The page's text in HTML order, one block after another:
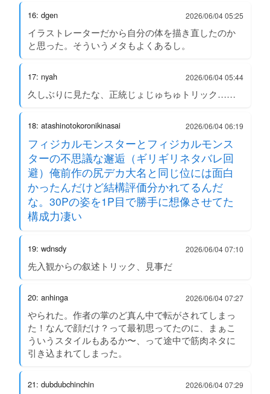
16: dgen 2026/06/04 05:25
イラストレーターだから自分の体を描き直したのか
と思った。そういうメタもよくあるし。
17: nyah 2026/06/04 05:44
久しぶりに見たな、正統じょじゅちゅトリック……
18: atashinotokoronikinasai 2026/06/04 06:19
フィジカルモンスターとフィジカルモンス
ターの不思議な邂逅（ギリギリネタバレ回
避）俺前作の尻デカ大名と同じ位には面白
かったんだけど結構評価分かれてるんだ
な。30Pの姿を1P目で勝手に想像させてた
構成力凄い
19: wdnsdy 2026/06/04 07:10
先入観からの叙述トリック、見事だ
20: anhinga 2026/06/04 07:27
やられた。作者の掌のど真ん中で転がされてしまっ
た！なんで顔だけ？って最初思ってたのに、まぁこ
ういうスタイルもあるか〜、って途中で筋肉ネタに
引き込まれてしまった。
21: dubdubchinchin 2026/06/04 07:29